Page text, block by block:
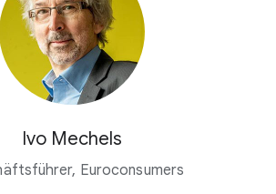
Ivo Mechels
Euroconsumers